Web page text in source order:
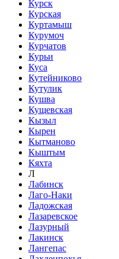
Курск
Курская
Куртамыш
Курумоч
Курчатов
Курьи
Куса
Кутейниково
Кутулик
Кушва
Кущевская
Кызыл
Кырен
Кытманово
Кыштым
Кяхта
Л
Лабинск
Лаго-Наки
Ладожская
Лазаревское
Лазурный
Лакинск
Лангепас